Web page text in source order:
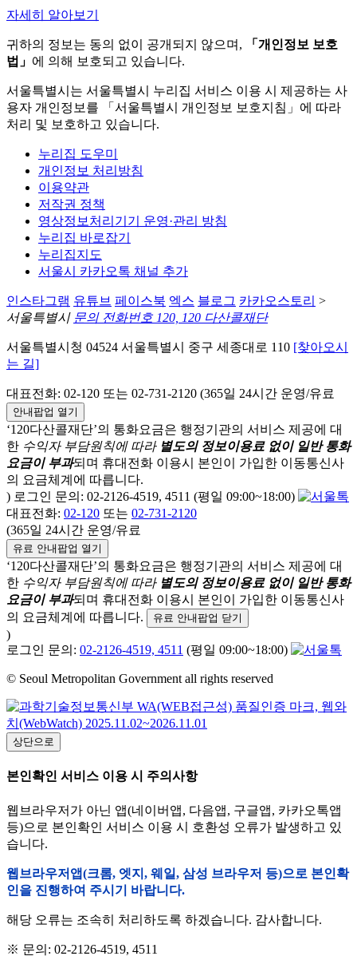
자세히 알아보기
귀하의 정보는 동의 없이 공개되지 않으며,
「개인정보 보호
법」 에 의해 보호되고 있습니다.
서울특별시는 서울특별시 누리집 서비스 이용 시 제공하는 사
용자 개인정보를 「서울특별시 개인정보 보호지침」에 따라
처리 및 보호하고 있습니다.
누리집 도우미
개인정보 처리방침
이용약관
저작권 정책
영상정보처리기기 운영·관리 방침
누리집 바로잡기
누리집지도
서울시 카카오톡 채널 추가
인스타그램 유튜브 페이스북 엑스 블로그 카카오스토리 >
서울특별시 문의 전화번호 120, 120 다산콜재단
서울특별시청 04524 서울특별시 중구 세종대로 110 [찾아오시
는 길]
대표전화: 02-120 또는 02-731-2120 (365일 24시간 운영/유료
안내팝업 열기
‘120다산콜재단’의 통화요금은 행정기관의 서비스 제공에 대
한 수익자 부담원칙에 따라 별도의 정보이용료 없이 일반 통화
요금이 부과되며 휴대전화 이용시 본인이 가입한 이동통신사
의 요금체계에 따릅니다.
) 로그인 문의: 02-2126-4519, 4511 (평일 09:00~18:00)
대표전화: 02-120 또는 02-731-2120
(365일 24시간 운영/유료
유료 안내팝업 열기
‘120다산콜재단’의 통화요금은 행정기관의 서비스 제공에 대
한 수익자 부담원칙에 따라 별도의 정보이용료 없이 일반 통화
요금이 부과되며 휴대전화 이용시 본인이 가입한 이동통신사
의 요금체계에 따릅니다.
유료 안내팝업 닫기
)
로그인 문의: 02-2126-4519, 4511 (평일 09:00~18:00)
© Seoul Metropolitan Government all rights reserved
상단으로
본인확인 서비스 이용 시 주의사항
웹브라우저가 아닌 앱(네이버앱, 다음앱, 구글앱, 카카오톡앱
등)으로 본인확인 서비스 이용 시 호환성 오류가 발생하고 있
습니다.
웹브라우저앱(크롬, 엣지, 웨일, 삼성 브라우저 등)으로 본인확
인을 진행하여 주시기 바랍니다.
해당 오류는 조속히 처리하도록 하겠습니다. 감사합니다.
※ 문의: 02-2126-4519, 4511